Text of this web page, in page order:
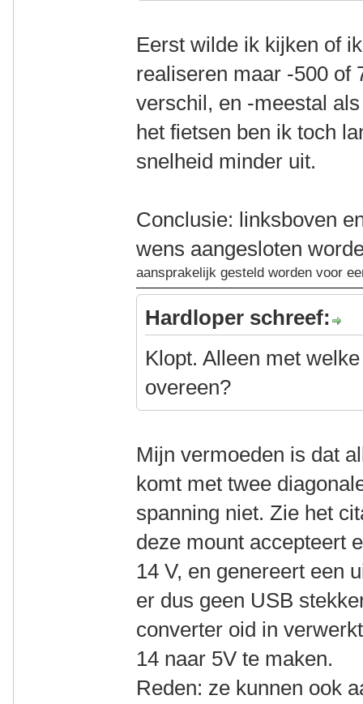
Eerst wilde ik kijken of
realiseren maar -500 of
verschil, en -meestal
het fietsen ben ik toch
snelheid minder uit.
Conclusie: linksboven
wens aangesloten
aansprakelijk gesteld worden voor
Hardloper schreef:
Klopt. Alleen met
overeen?
Mijn vermoeden is dat
komt met twee
spanning niet. Zie het
deze mount accepteert
14 V, en genereert een
er dus geen USB
converter oid in
14 naar 5V te maken.
Reden: ze kunnen ook